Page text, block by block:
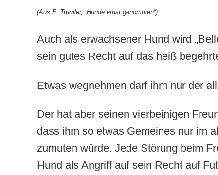
(Aus E. Trumler, „Hunde ernst genommen“)
Auch als erwachsener Hund wird
sein gutes Recht auf das heiß
Etwas wegnehmen darf ihm nur der
Der hat aber seinen vierbeinigen
dass ihm so etwas Gemeines nur im
zumuten würde. Jede Störung beim
Hund als Angriff auf sein Recht auf